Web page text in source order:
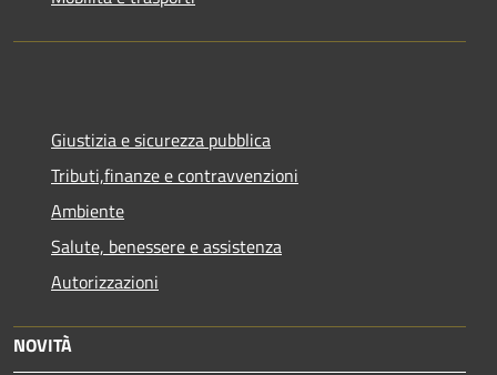
Giustizia e sicurezza pubblica
Tributi,finanze e contravvenzioni
Ambiente
Salute, benessere e assistenza
Autorizzazioni
NOVITÀ